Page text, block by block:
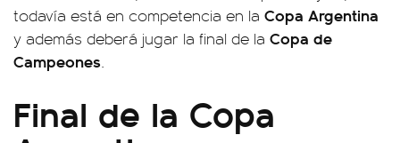
todavía está en competencia en la Copa Argentina
y además deberá jugar la final de la Copa de
Campeones.
Final de la Copa